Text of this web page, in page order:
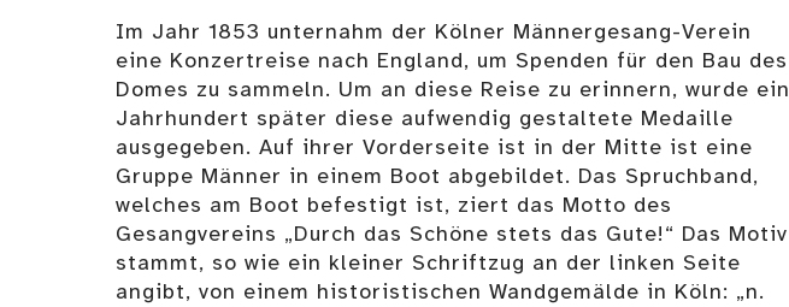
Im Jahr 1853 unternahm der Kölner Männergesang-Verein
eine Konzertreise nach England, um Spenden für den Bau des
Domes zu sammeln. Um an diese Reise zu erinnern, wurde ein
Jahrhundert später diese aufwendig gestaltete Medaille
ausgegeben. Auf ihrer Vorderseite ist in der Mitte ist eine
Gruppe Männer in einem Boot abgebildet. Das Spruchband,
welches am Boot befestigt ist, ziert das Motto des
Gesangvereins „Durch das Schöne stets das Gute!“ Das Motiv
stammt, so wie ein kleiner Schriftzug an der linken Seite
angibt, von einem historistischen Wandgemälde in Köln: „n.